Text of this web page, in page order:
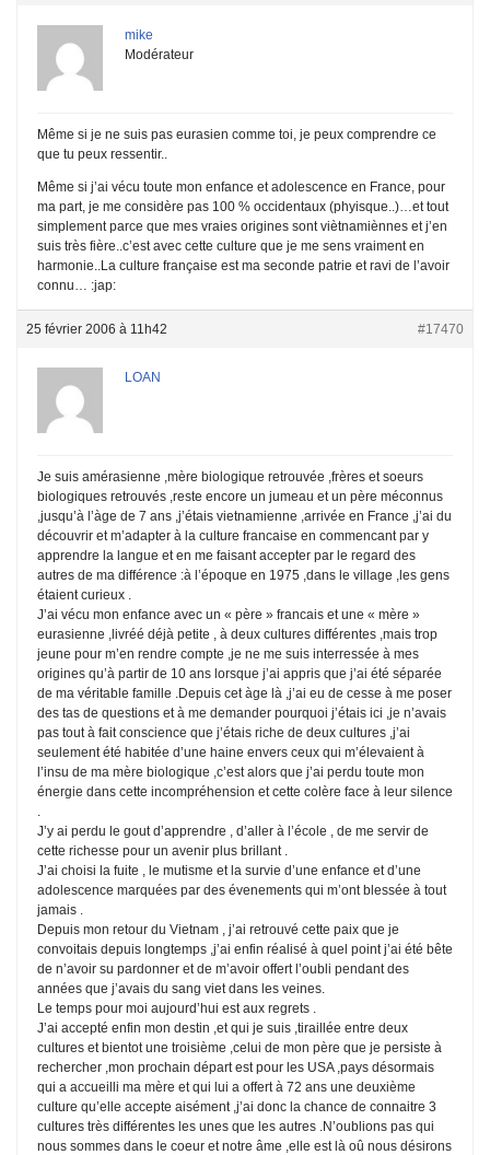
mike
Modérateur
Même si je ne suis pas eurasien comme toi, je peux comprendre ce
que tu peux ressentir..
Même si j’ai vécu toute mon enfance et adolescence en France, pour
ma part, je me considère pas 100 % occidentaux (phyisque..)…et tout
simplement parce que mes vraies origines sont viètnamiènnes et j’en
suis très fière..c’est avec cette culture que je me sens vraiment en
harmonie..La culture française est ma seconde patrie et ravi de l’avoir
connu… :jap:
25 février 2006 à 11h42 #17470
LOAN
Je suis amérasienne ,mère biologique retrouvée ,frères et soeurs
biologiques retrouvés ,reste encore un jumeau et un père méconnus
,jusqu’à l’àge de 7 ans ,j’étais vietnamienne ,arrivée en France ,j’ai du
découvrir et m’adapter à la culture francaise en commencant par y
apprendre la langue et en me faisant accepter par le regard des
autres de ma différence :à l’époque en 1975 ,dans le village ,les gens
étaient curieux .
J’ai vécu mon enfance avec un « père » francais et une « mère »
eurasienne ,livréé déjà petite , à deux cultures différentes ,mais trop
jeune pour m’en rendre compte ,je ne me suis interressée à mes
origines qu’à partir de 10 ans lorsque j’ai appris que j’ai été séparée
de ma véritable famille .Depuis cet àge là ,j’ai eu de cesse à me poser
des tas de questions et à me demander pourquoi j’étais ici ,je n’avais
pas tout à fait conscience que j’étais riche de deux cultures ,j’ai
seulement été habitée d’une haine envers ceux qui m’élevaient à
l’insu de ma mère biologique ,c’est alors que j’ai perdu toute mon
énergie dans cette incompréhension et cette colère face à leur silence
J’y ai perdu le gout d’apprendre , d’aller à l’école , de me servir de
cette richesse pour un avenir plus brillant .
J’ai choisi la fuite , le mutisme et la survie d’une enfance et d’une
adolescence marquées par des évenements qui m’ont blessée à tout
jamais .
Depuis mon retour du Vietnam , j’ai retrouvé cette paix que je
convoitais depuis longtemps ,j’ai enfin réalisé à quel point j’ai été bête
de n’avoir su pardonner et de m’avoir offert l’oubli pendant des
années que j’avais du sang viet dans les veines.
Le temps pour moi aujourd’hui est aux regrets .
J’ai accepté enfin mon destin ,et qui je suis ,tiraillée entre deux
cultures et bientot une troisième ,celui de mon père que je persiste à
rechercher ,mon prochain départ est pour les USA ,pays désormais
qui a accueilli ma mère et qui lui a offert à 72 ans une deuxième
culture qu’elle accepte aisément ,j’ai donc la chance de connaitre 3
cultures très différentes les unes que les autres .N’oublions pas qui
nous sommes dans le coeur et notre âme ,elle est là oû nous désirons